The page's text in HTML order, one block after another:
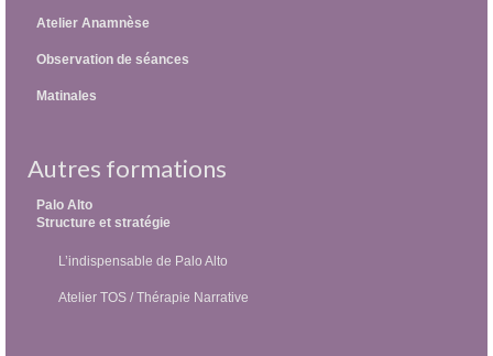
Atelier Anamnèse
Observation de séances
Matinales
Autres formations
Palo Alto
Structure et stratégie
L’indispensable de Palo Alto
Atelier TOS / Thérapie Narrative